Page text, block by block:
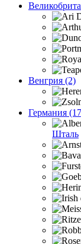
Венгрия (2)
Германия
Шталь